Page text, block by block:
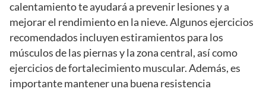
calentamiento te ayudará a prevenir lesiones y a
mejorar el rendimiento en la nieve. Algunos ejercicios
recomendados incluyen estiramientos para los
músculos de las piernas y la zona central, así como
ejercicios de fortalecimiento muscular. Además, es
importante mantener una buena resistencia